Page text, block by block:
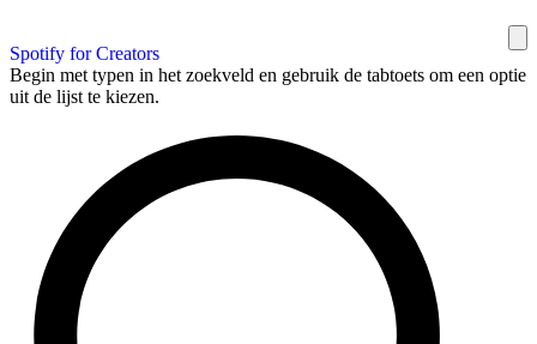
Spotify for Creators
Begin met typen in het zoekveld en gebruik de tabtoets om een optie
uit de lijst te kiezen.